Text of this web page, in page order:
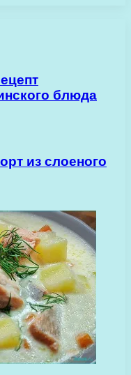
блюда
из слоеного